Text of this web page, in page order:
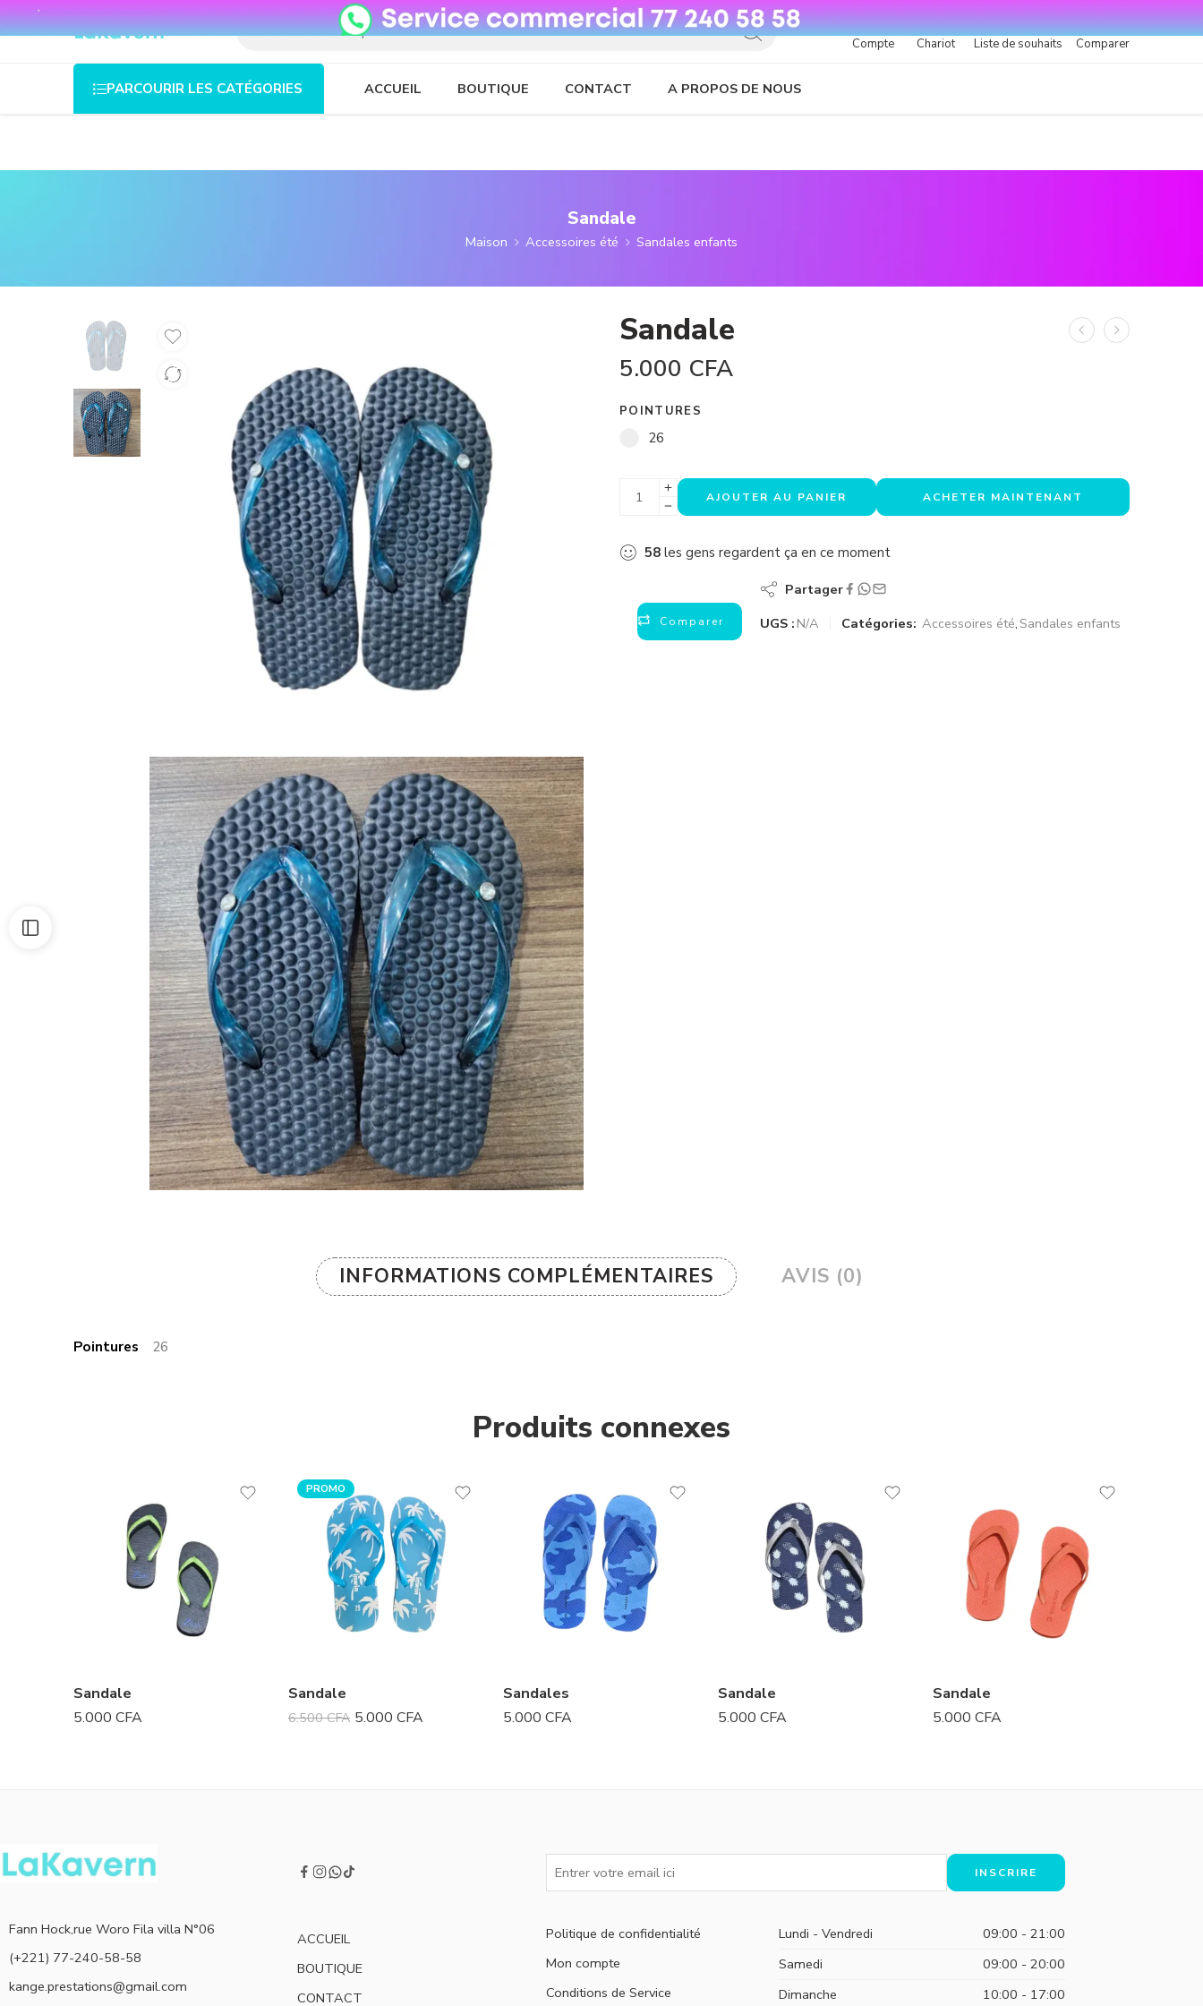
08o35epzeyex8vmjn04i2j4algz26o
Compte Chariot Liste de souhaits Comparer
PARCOURIR LES CATÉGORIES ACCUEIL BOUTIQUE CONTACT A PROPOS DE NOUS
Sandale
Maison Accessoires été Sandales enfants
Sandale
5.000 CFA
POINTURES
26
AJOUTER AU PANIER ACHETER MAINTENANT
58 les gens regardent ça en ce moment
Comparer
Partager
UGS : N/A Catégories: Accessoires été,Sandales enfants
INFORMATIONS COMPLÉMENTAIRES AVIS (0)
Pointures 26
Produits connexes
Sandale
5.000 CFA
PROMO
Sandale
6.500CFA 5.000 CFA
Sandales
5.000 CFA
Sandale
5.000 CFA
Sandale
5.000 CFA
Fann Hock,rue Woro Fila villa N°06
(+221) 77-240-58-58
kange.prestations@gmail.com
ACCUEIL
BOUTIQUE
CONTACT
Politique de confidentialité
Mon compte
Conditions de Service
Lundi - Vendredi
09:00 - 21:00
Samedi
09:00 - 20:00
Dimanche
10:00 - 17:00